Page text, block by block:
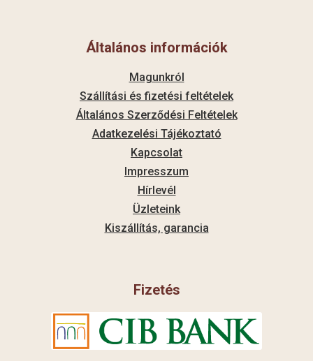
Általános információk
Magunkról
Szállítási és fizetési feltételek
Általános Szerződési Feltételek
Adatkezelési Tájékoztató
Kapcsolat
Impresszum
Hírlevél
Üzleteink
Kiszállítás, garancia
Fizetés